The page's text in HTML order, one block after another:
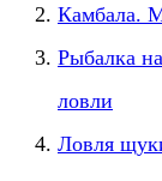
Камбала.
Рыбалка
ловли
Ловля